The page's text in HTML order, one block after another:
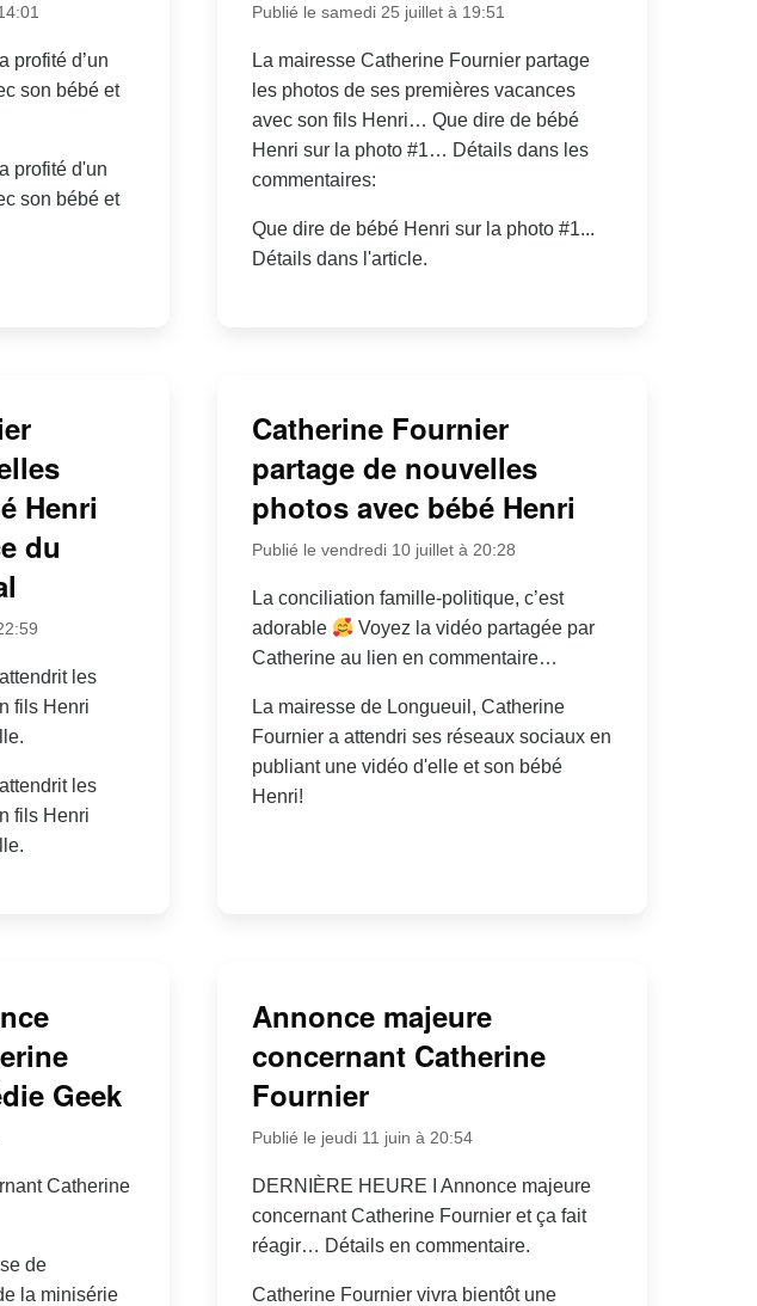
profité d’un
son bébé et
profité d'un
son bébé et
Publié le samedi 25 juillet à 19:51
La mairesse Catherine Fournier partage
les photos de ses premières vacances
avec son fils Henri… Que dire de bébé
Henri sur la photo #1… Détails dans les
commentaires:
Que dire de bébé Henri sur la photo #1...
Détails dans l'article.
Henri
du
les
fils Henri
les
fils Henri
Catherine Fournier
partage de nouvelles
photos avec bébé Henri
Publié le vendredi 10 juillet à 20:28
La conciliation famille-politique, c’est
adorable
Voyez la vidéo partagée par
Catherine au lien en commentaire…
La mairesse de Longueuil, Catherine
Fournier a attendri ses réseaux sociaux en
publiant une vidéo d'elle et son bébé
Henri!
Geek
Catherine
de
la minisérie
Annonce majeure
concernant Catherine
Fournier
Publié le jeudi 11 juin à 20:54
DERNIÈRE HEURE I Annonce majeure
concernant Catherine Fournier et ça fait
réagir… Détails en commentaire.
Catherine Fournier vivra bientôt une